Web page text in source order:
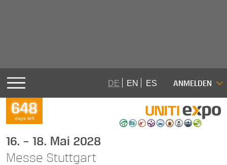
DE EN ES ANMELDEN
648
days left
16. – 18. Mai 2028
Messe Stuttgart